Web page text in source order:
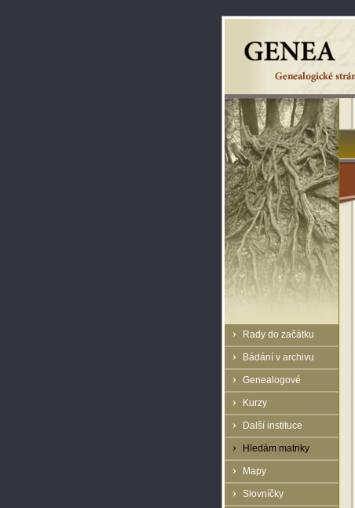
Rady do začátku
Bádání v archivu
Genealogové
Kurzy
Další instituce
Hledám matriky
Mapy
Slovníčky